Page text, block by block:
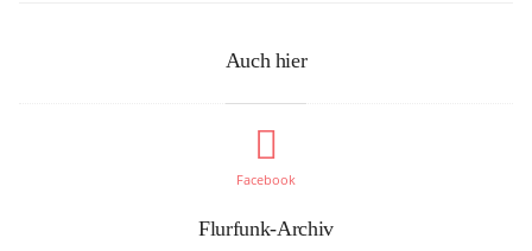
Auch hier
Facebook
Flurfunk-Archiv